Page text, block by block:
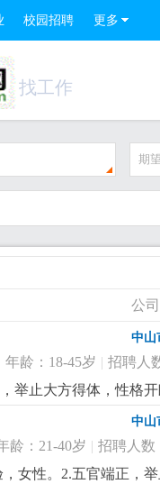
校园招聘 更多
找工作
期
公
中山
年龄：18-45岁 | 招聘人
举止大方得体，性格
具备听，说，读，写
中山
龄：21-40岁 | 招聘人数
女性。2.五官端正，